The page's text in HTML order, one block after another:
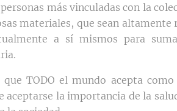
más vinculadas con la
materiales, que sean altamente
a sí mismos para
que TODO el mundo acepta
aceptarse la importancia de la